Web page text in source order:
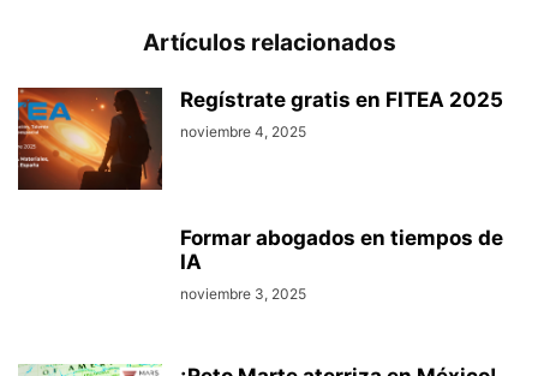
Artículos relacionados
Regístrate gratis en FITEA 2025
noviembre 4, 2025
Formar abogados en tiempos de
IA
noviembre 3, 2025